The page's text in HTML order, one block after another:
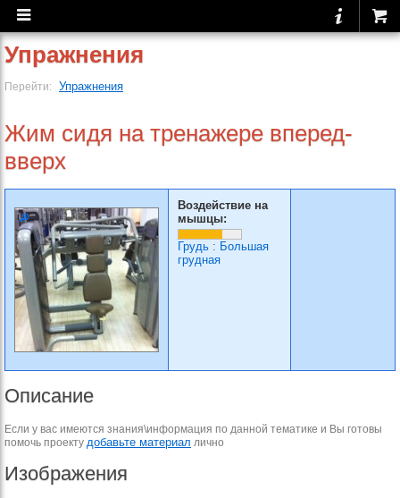
Упражнения
Перейти: Упражнения
Жим сидя на тренажере вперед-
вверх
Воздействие на
мышцы:
Грудь : Большая
грудная
Описание
Если у вас имеются знания\информация по данной тематике и Вы готовы
помочь проекту добавьте материал лично
Изображения